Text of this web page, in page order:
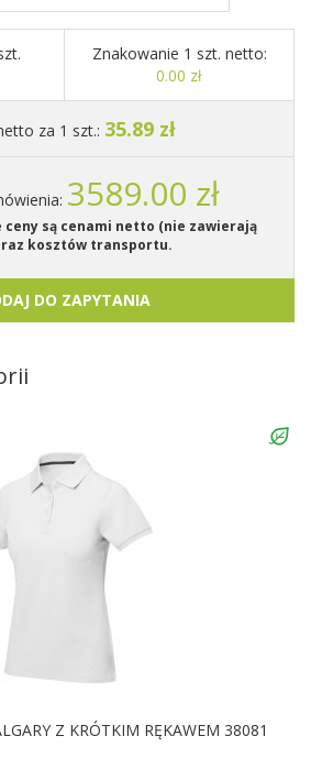
Znakowanie 1 szt. netto:
0.00 zł
za 1 szt.: 35.89 zł
3589.00 zł
ceny są cenami netto (nie zawierają
kosztów transportu.
DO ZAPYTANIA
Z KRÓTKIM RĘKAWEM 38081